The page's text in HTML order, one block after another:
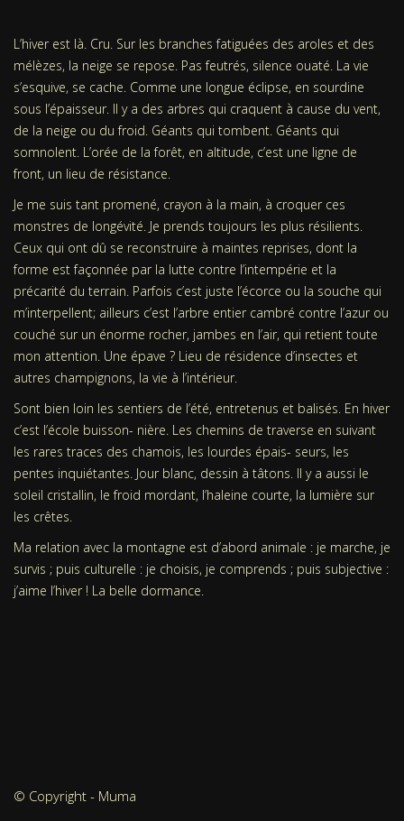
L’hiver est là. Cru. Sur les branches fatiguées des aroles et des
mélèzes, la neige se repose. Pas feutrés, silence ouaté. La vie
s’esquive, se cache. Comme une longue éclipse, en sourdine
sous l’épaisseur. Il y a des arbres qui craquent à cause du vent,
de la neige ou du froid. Géants qui tombent. Géants qui
somnolent. L’orée de la forêt, en altitude, c’est une ligne de
front, un lieu de résistance.
Je me suis tant promené, crayon à la main, à croquer ces
monstres de longévité. Je prends toujours les plus résilients.
Ceux qui ont dû se reconstruire à maintes reprises, dont la
forme est façonnée par la lutte contre l’intempérie et la
précarité du terrain. Parfois c’est juste l’écorce ou la souche qui
m’interpellent; ailleurs c’est l’arbre entier cambré contre l’azur ou
couché sur un énorme rocher, jambes en l’air, qui retient toute
mon attention. Une épave ? Lieu de résidence d’insectes et
autres champignons, la vie à l’intérieur.
Sont bien loin les sentiers de l’été, entretenus et balisés. En hiver
c’est l’école buisson- nière. Les chemins de traverse en suivant
les rares traces des chamois, les lourdes épais- seurs, les
pentes inquiétantes. Jour blanc, dessin à tâtons. Il y a aussi le
soleil cristallin, le froid mordant, l’haleine courte, la lumière sur
les crêtes.
Ma relation avec la montagne est d’abord animale : je marche, je
survis ; puis culturelle : je choisis, je comprends ; puis subjective :
j’aime l’hiver ! La belle dormance.
© Copyright - Muma